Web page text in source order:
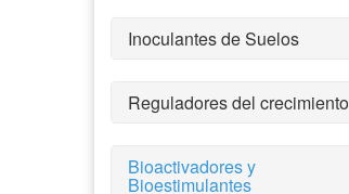
Inoculantes de Suelos
Reguladores del crecimiento
Bioactivadores y
Bioestimulantes